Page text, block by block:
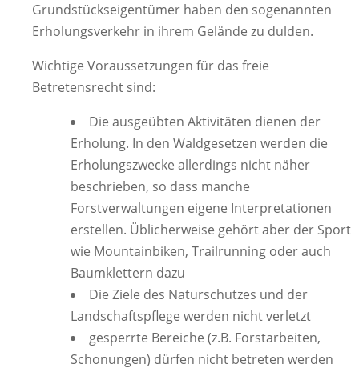
Grundstückseigentümer haben den sogenannten
Erholungsverkehr in ihrem Gelände zu dulden.
Wichtige Voraussetzungen für das freie
Betretensrecht sind:
Die ausgeübten Aktivitäten dienen der
Erholung. In den Waldgesetzen werden die
Erholungszwecke allerdings nicht näher
beschrieben, so dass manche
Forstverwaltungen eigene Interpretationen
erstellen. Üblicherweise gehört aber der Sport
wie Mountainbiken, Trailrunning oder auch
Baumklettern dazu
Die Ziele des Naturschutzes und der
Landschaftspflege werden nicht verletzt
gesperrte Bereiche (z.B. Forstarbeiten,
Schonungen) dürfen nicht betreten werden